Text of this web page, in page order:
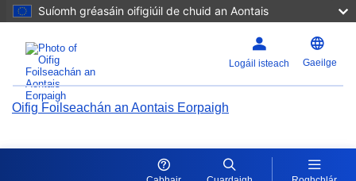
Suíomh gréasáin oifigiúil de chuid an Aontais
Logáil isteach Gaeilge
Oifig Foilseachán an Aontais Eorpaigh